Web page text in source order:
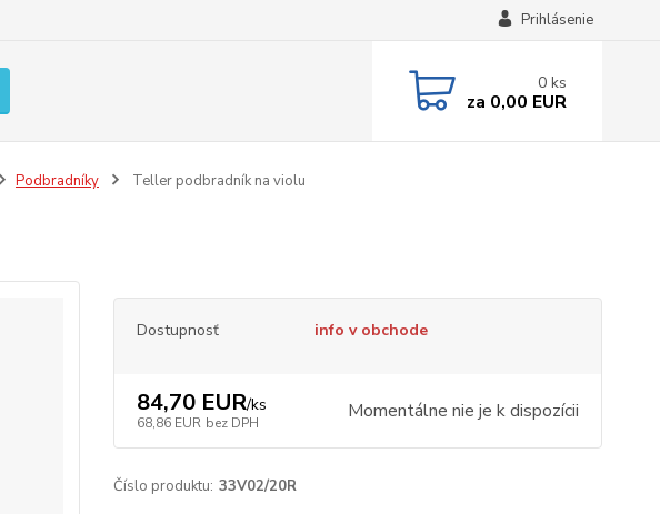
Prihlásenie
0 ks
za 0,00 EUR
Podbradníky Teller podbradník na violu
Dostupnosť info v obchode
84,70 EUR/ks
68,86 EUR bez DPH Momentálne nie je k dispozícii
Číslo produktu: 33V02/20R